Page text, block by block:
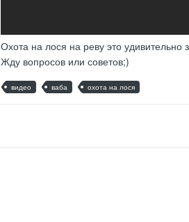
Охота на лося на реву это
Жду вопросов или советов;)
видео ваба охота на лося